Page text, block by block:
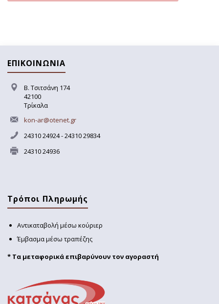
ΕΠΙΚΟΙΝΩΝΙΑ
Β. Τσιτσάνη 174
42100
Τρίκαλα
kon-ar@otenet.gr
24310 24924 - 24310 29834
24310 24936
Τρόποι Πληρωμής
Αντικαταβολή μέσω κούριερ
Έμβασμα μέσω τραπέζης
* Τα μεταφορικά επιβαρύνουν τον αγοραστή